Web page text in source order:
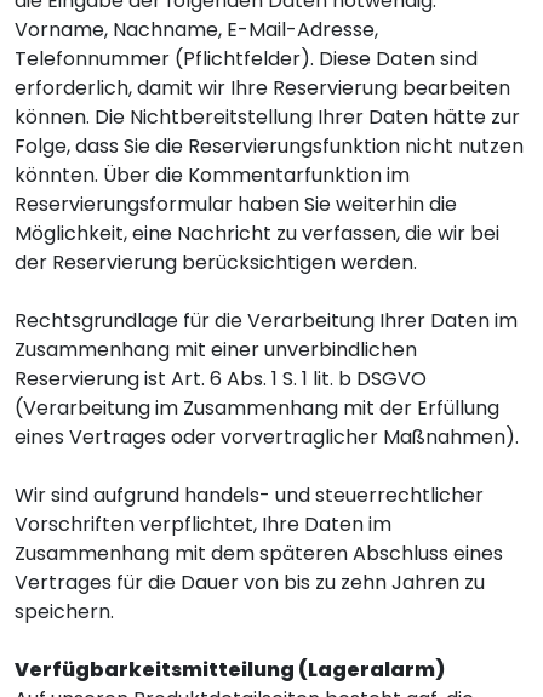
Vorname, Nachname, E-Mail-Adresse,
Telefonnummer (Pflichtfelder). Diese Daten sind
erforderlich, damit wir Ihre Reservierung bearbeiten
können. Die Nichtbereitstellung Ihrer Daten hätte zur
Folge, dass Sie die Reservierungsfunktion nicht nutzen
könnten. Über die Kommentarfunktion im
Reservierungsformular haben Sie weiterhin die
Möglichkeit, eine Nachricht zu verfassen, die wir bei
der Reservierung berücksichtigen werden.
Rechtsgrundlage für die Verarbeitung Ihrer Daten im
Zusammenhang mit einer unverbindlichen
Reservierung ist Art. 6 Abs. 1 S. 1 lit. b DSGVO
(Verarbeitung im Zusammenhang mit der Erfüllung
eines Vertrages oder vorvertraglicher Maßnahmen).
Wir sind aufgrund handels- und steuerrechtlicher
Vorschriften verpflichtet, Ihre Daten im
Zusammenhang mit dem späteren Abschluss eines
Vertrages für die Dauer von bis zu zehn Jahren zu
speichern.
Verfügbarkeitsmitteilung (Lageralarm)